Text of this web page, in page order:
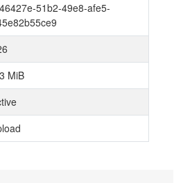
51b2-49e8-afe5-
MiB